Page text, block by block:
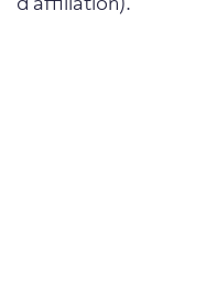
d'affiliation).